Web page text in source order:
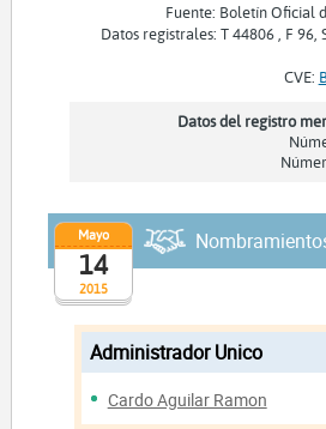
Fuente: Boletín Oficial
Datos registrales: T 44806 , F 96,
CVE:
Datos del registro
2015
Mayo
14
Administrador Unico
Cardo Aguilar Ramon